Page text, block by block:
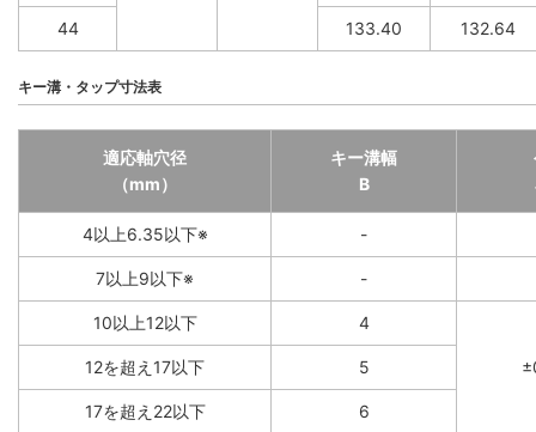
44 133.40 132.64
キー溝・タップ寸法表
適応軸穴径
（mm）
キー溝幅
B
4以上6.35以下※ -
7以上9以下※ -
10以上12以下 4
12を超え17以下 5
17を超え22以下 6